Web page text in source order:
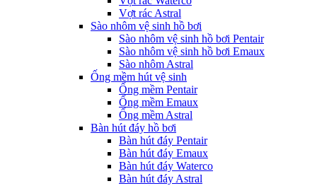
Vợt rác Astral
Sào nhôm vệ sinh hồ bơi
Sào nhôm vệ sinh hồ bơi Pentair
Sào nhôm vệ sinh hồ bơi Emaux
Sào nhôm Astral
Ống mềm hút vệ sinh
Ống mềm Pentair
Ống mềm Emaux
Ống mềm Astral
Bàn hút đáy hồ bơi
Bàn hút đáy Pentair
Bàn hút đáy Emaux
Bàn hút đáy Waterco
Bàn hút đáy Astral